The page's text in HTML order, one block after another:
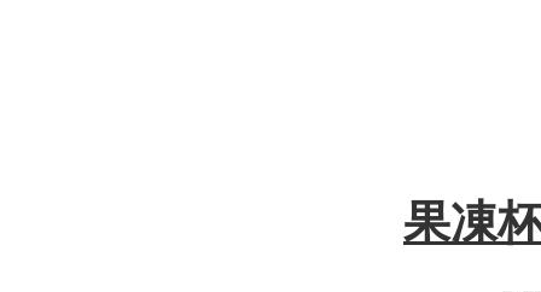
果凍